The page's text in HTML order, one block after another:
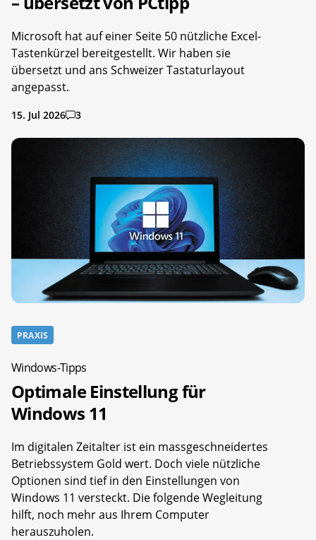
Microsoft hat auf einer Seite 50 nützliche Excel-
Tastenkürzel bereitgestellt. Wir haben sie
übersetzt und ans Schweizer Tastaturlayout
angepasst.
15. Jul 2026 3
PRAXIS
Windows-Tipps
Optimale Einstellung für
Windows 11
Im digitalen Zeitalter ist ein massgeschneidertes
Betriebssystem Gold wert. Doch viele nützliche
Optionen sind tief in den Einstellungen von
Windows 11 versteckt. Die folgende Wegleitung
hilft, noch mehr aus Ihrem Computer
herauszuholen.